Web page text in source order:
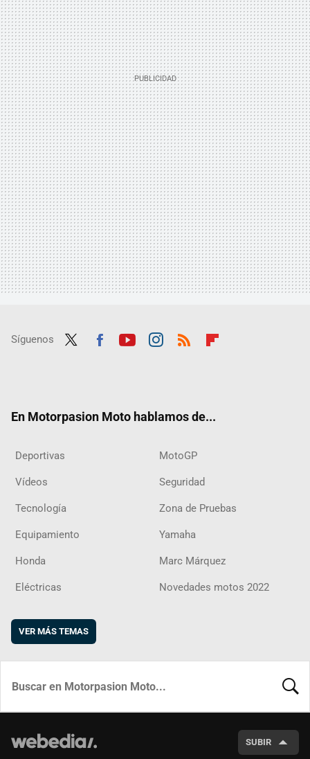
Síguenos
En Motorpasion Moto hablamos de...
Deportivas MotoGP
Vídeos Seguridad
Tecnología Zona de Pruebas
Equipamiento Yamaha
Honda Marc Márquez
Eléctricas Novedades motos 2022
VER MÁS TEMAS
SUBIR